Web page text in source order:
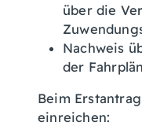
über die
Nachweis
der
Beim
einreichen: